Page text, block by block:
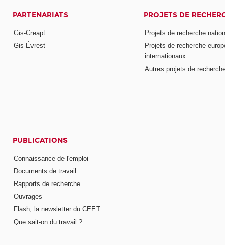
PARTENARIATS
Gis-Creapt
Gis-Évrest
PROJETS DE
Projets de recherche
Projets de recherche
internationaux
Autres projets de
PUBLICATIONS
Connaissance de l'emploi
Documents de travail
Rapports de recherche
Ouvrages
Flash, la newsletter du CEET
Que sait-on du travail ?